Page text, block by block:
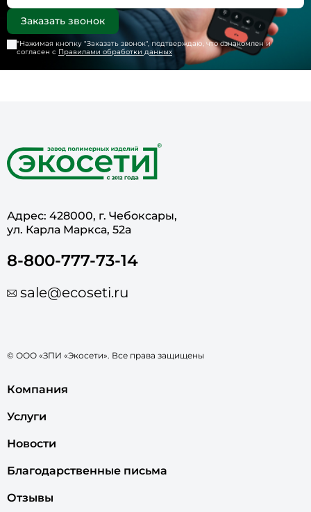
*Нажимая кнопку "Заказать звонок", подтверждаю, что ознакомлен и
согласен с Правилами обработки данных
Адрес: 428000, г. Чебоксары,
ул. Карла Маркса, 52а
8-800-777-73-14
sale@ecoseti.ru
© ООО «ЗПИ «Экосети». Все права защищены
Компания
Услуги
Новости
Благодарственные письма
Отзывы